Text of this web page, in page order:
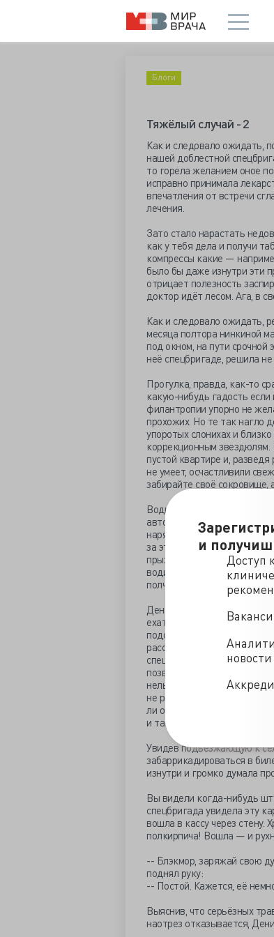
и
Доступ
Блоги
Тяжёлый случай - 2
Как и следовало ожидать,
нашей доблестной
то горела желанием оное
исправно принимала
впечатления от встречи
лечения.
Зато стало нарастать
как у тебя дела и получи
компрессы какие —
было бы даже изнутри эти
отрицает полезность
доктор идёт лесом. Ага, в
Как и следовало ожидать,
месяца полтора нинкиной
под окном, на пути срочной
неё спецбригаде, решила
Прогулка, правда, как-то
какую-нибудь гадость
филантропии упорно не
прохожих. Но те так нагло
упоротых слонихах и
коррекционным
пустой квартире и,
не умеет, осчастливили
забирайте своё сокровище,
Водитель барбухайки
автостанции, Нинка, то ли
наряд ППС, вызванный на
за это! - поняла, что пора
прыжка «Богданчик». И,
водителю — гони, мол. Тот
полчаса раньше
Денис Анатольевич.
ехать следом или
подстанцию. Правда,
расстроенный участковый
спецбригада приехала и
позвонит начальству и
нельзя так
не разрешалось... тут
ли об оттоптанном мужском
и так понятно.
Увидев подъезжающую к
забаррикадироваться в
изнутри и громко думала
Вы видели когда-нибудь
спецбригада увидела эту
вошла в кассу через
полкирпича! Вошла — и
-- Блэкмор, заряжай свою
поднял руку:
-- Постой. Кажется, её
Выяснив, что серьёзных
наотрез отказывается,